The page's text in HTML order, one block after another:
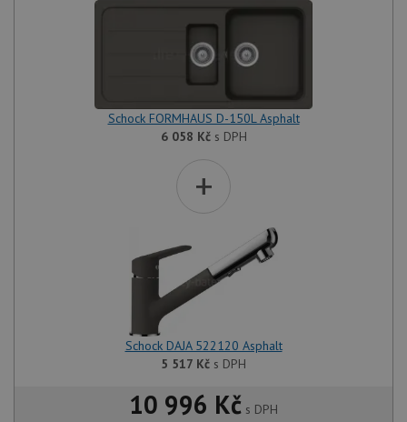
Schock FORMHAUS D-150L Asphalt
6 058 Kčs DPH
+
Schock DAJA 522120 Asphalt
5 517 Kč s DPH
10 996 Kč s DPH